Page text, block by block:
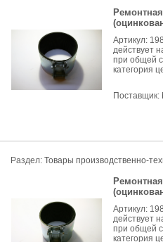
Артикул:
действует
при общей
категория
Поставщик:
Раздел: Товары производственно-
Артикул:
действует
при общей
категория